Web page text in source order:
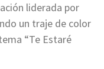
liderada por
un traje de color
“Te Estaré